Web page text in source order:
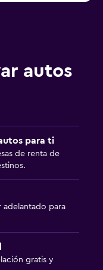
autos
para ti
de renta de
para
gratis y